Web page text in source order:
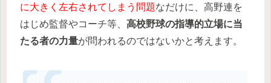
に大きく左右されてしまう問題なだけに、高野連を
はじめ監督やコーチ等、 高校野球の指導的立場に当
たる者の力量が問われるのではないかと考えます。